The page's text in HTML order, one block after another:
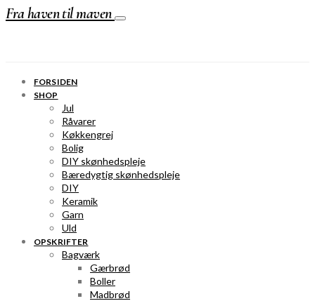
Fra haven til maven
FORSIDEN
SHOP
Jul
Råvarer
Køkkengrej
Bolig
DIY skønhedspleje
Bæredygtig skønhedspleje
DIY
Keramik
Garn
Uld
OPSKRIFTER
Bagværk
Gærbrød
Boller
Madbrød